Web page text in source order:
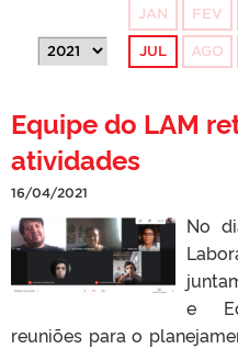
JAN FEV
JUL AGO
Equipe do LAM
atividades
16/04/2021
No
e
reuniões para o